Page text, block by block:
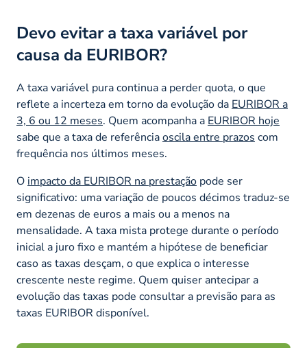
Devo evitar a taxa variável por
causa da EURIBOR?
A taxa variável pura continua a perder quota, o que
reflete a incerteza em torno da evolução da EURIBOR a
3, 6 ou 12 meses. Quem acompanha a EURIBOR hoje
sabe que a taxa de referênciaoscila entre prazos com
frequência nos últimos meses.
O impacto da EURIBOR na prestação pode ser
significativo: uma variação de poucos décimos traduz-se
em dezenas de euros a mais ou a menos na
mensalidade. A taxa mista protege durante o período
inicial a juro fixo e mantém a hipótese de beneficiar
caso as taxas desçam, o que explica o interesse
crescente neste regime. Quem quiser antecipar a
evolução das taxas pode consultar a previsão para as
taxas EURIBOR disponível.